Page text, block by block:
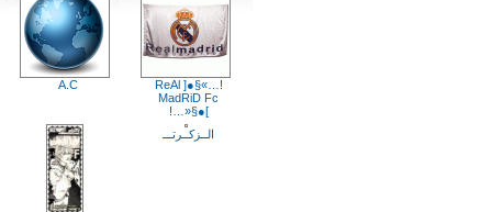
!…»§●[ ReAl
MadRiD Fc
]●§«…!
الــزكــرتـــ